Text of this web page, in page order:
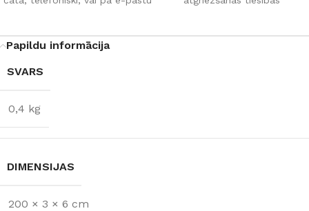
Papildu informācija
SVARS
0,4 kg
DIMENSIJAS
200 × 3 × 6 cm